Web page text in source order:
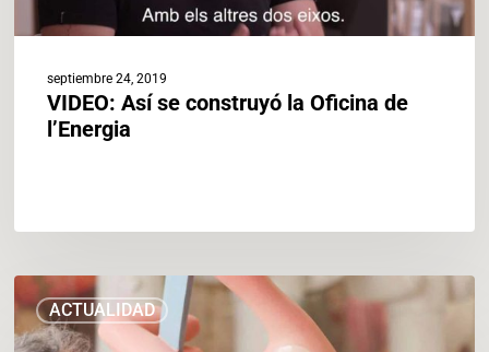
septiembre 24, 2019
VIDEO: Así se construyó la Oficina de
l’Energia
ACTUALIDAD
fallas
neutras